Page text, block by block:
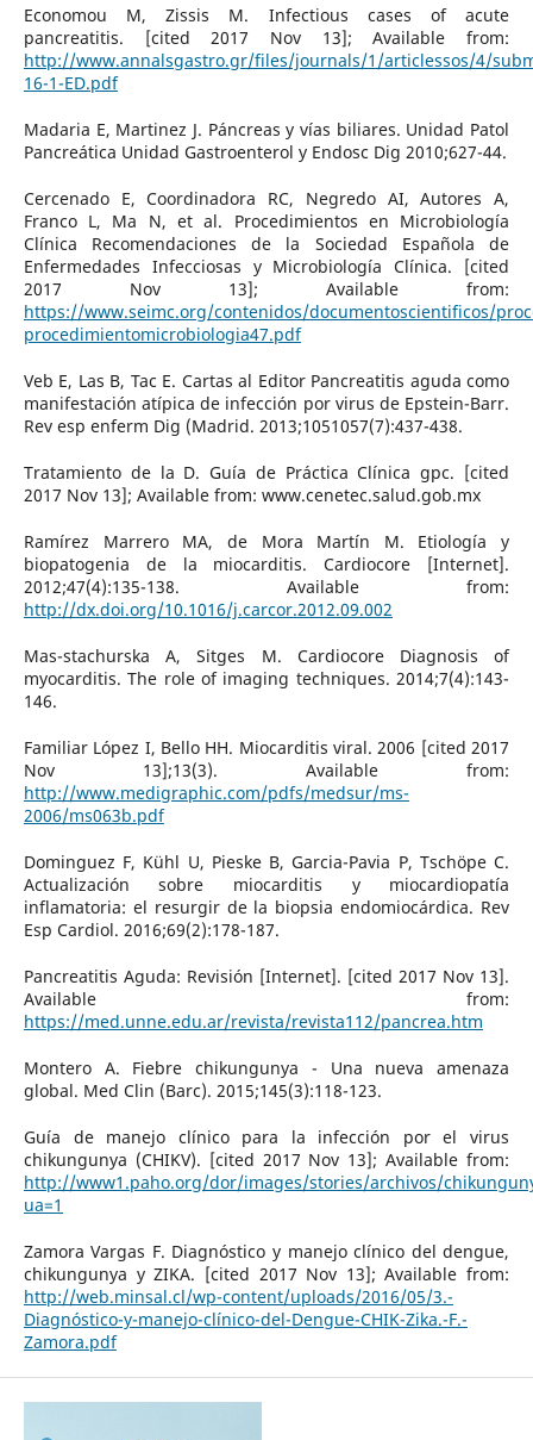
Economou M, Zissis M. Infectious cases of acute
pancreatitis. [cited 2017 Nov 13]; Available from:
http://www.annalsgastro.gr/files/journals/1/articlessos/4/
16-1-ED.pdf
Madaria E, Martinez J. Páncreas y vías biliares. Unidad Patol
Pancreática Unidad Gastroenterol y Endosc Dig 2010;627-44.
Cercenado E, Coordinadora RC, Negredo AI, Autores A,
Franco L, Ma N, et al. Procedimientos en Microbiología
Clínica Recomendaciones de la Sociedad Española de
Enfermedades Infecciosas y Microbiología Clínica. [cited
2017 Nov 13]; Available from:
https://www.seimc.org/contenidos/documentoscientificos/
procedimientomicrobiologia47.pdf
Veb E, Las B, Tac E. Cartas al Editor Pancreatitis aguda como
manifestación atípica de infección por virus de Epstein-Barr.
Rev esp enferm Dig (Madrid. 2013;1051057(7):437-438.
Tratamiento de la D. Guía de Práctica Clínica gpc. [cited
2017 Nov 13]; Available from: www.cenetec.salud.gob.mx
Ramírez Marrero MA, de Mora Martín M. Etiología y
biopatogenia de la miocarditis. Cardiocore [Internet].
2012;47(4):135-138. Available from:
http://dx.doi.org/10.1016/j.carcor.2012.09.002
Mas-stachurska A, Sitges M. Cardiocore Diagnosis of
myocarditis. The role of imaging techniques. 2014;7(4):143-
146.
Familiar López I, Bello HH. Miocarditis viral. 2006 [cited 2017
Nov 13];13(3). Available from:
http://www.medigraphic.com/pdfs/medsur/ms-
2006/ms063b.pdf
Dominguez F, Kühl U, Pieske B, Garcia-Pavia P, Tschöpe C.
Actualización sobre miocarditis y miocardiopatía
inflamatoria: el resurgir de la biopsia endomiocárdica. Rev
Esp Cardiol. 2016;69(2):178-187.
Pancreatitis Aguda: Revisión [Internet]. [cited 2017 Nov 13].
Available from:
https://med.unne.edu.ar/revista/revista112/pancrea.htm
Montero A. Fiebre chikungunya - Una nueva amenaza
global. Med Clin (Barc). 2015;145(3):118-123.
Guía de manejo clínico para la infección por el virus
chikungunya (CHIKV). [cited 2017 Nov 13]; Available from:
http://www1.paho.org/dor/images/stories/archivos/
ua=1
Zamora Vargas F. Diagnóstico y manejo clínico del dengue,
chikungunya y ZIKA. [cited 2017 Nov 13]; Available from:
http://web.minsal.cl/wp-content/uploads/2016/05/3.-
Diagnóstico-y-manejo-clínico-del-Dengue-CHIK-Zika.-F.-
Zamora.pdf